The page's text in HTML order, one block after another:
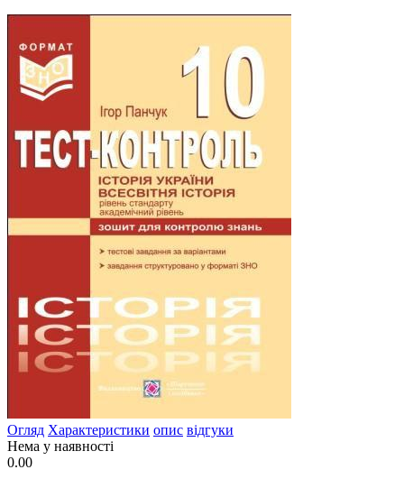
Огляд Характеристики опис відгуки
Нема у наявності
0.00